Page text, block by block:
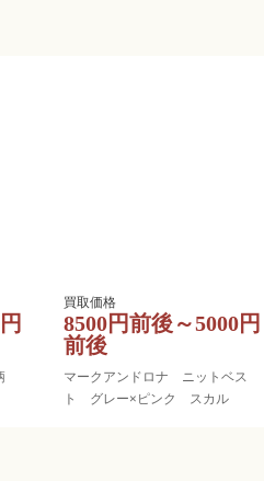
8500円前後～5000円
前後
マークアンドロナ ニットベス
ト グレー×ピンク スカル